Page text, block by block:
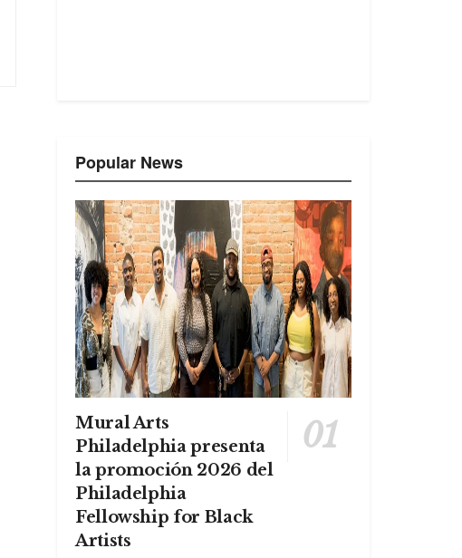
Popular News
Mural Arts
Philadelphia presenta
la promoción 2026 del
Philadelphia
Fellowship for Black
Artists